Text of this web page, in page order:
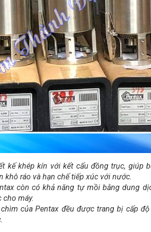
kế khép kín với kết cấu đồng trục, giúp
khô ráo và hạn chế tiếp xúc với nước.
còn có khả năng tự mồi bằng dung
máy.
của Pentax đều được trang bị cấp